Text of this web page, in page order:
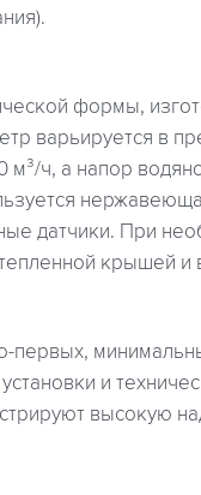
формы,
варьируется в
м³/ч, а напор
датчики. При
крышей и
первых,
и
высокую